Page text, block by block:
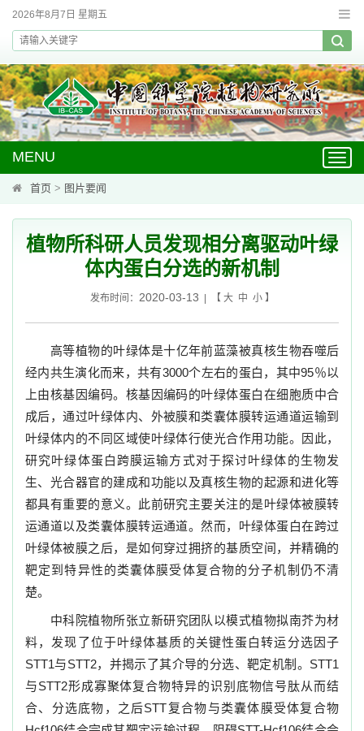
2026年8月7日 星期五
MENU
首页 > 图片要闻
植物所科研人员发现相分离驱动叶绿
体内蛋白分选的新机制
发布时间： 2020-03-13 | 【 大 中 小】
高等植物的叶绿体是十亿年前蓝藻被真核生物吞噬后
经内共生演化而来，共有3000个左右的蛋白，其中95％以
上由核基因编码。核基因编码的叶绿体蛋白在细胞质中合
成后，通过叶绿体内、外被膜和类囊体膜转运通道运输到
叶绿体内的不同区域使叶绿体行使光合作用功能。因此，
研究叶绿体蛋白跨膜运输方式对于探讨叶绿体的生物发
生、光合器官的建成和功能以及真核生物的起源和进化等
都具有重要的意义。此前研究主要关注的是叶绿体被膜转
运通道以及类囊体膜转运通道。然而，叶绿体蛋白在跨过
叶绿体被膜之后，是如何穿过拥挤的基质空间，并精确的
靶定到特异性的类囊体膜受体复合物的分子机制仍不清
楚。
中科院植物所张立新研究团队以模式植物拟南芥为材
料，发现了位于叶绿体基质的关键性蛋白转运分选因子
STT1与STT2，并揭示了其介导的分选、靶定机制。 STT1
与STT2形成寡聚体复合物特异的识别底物信号肽从而结
合、分选底物，之后STT复合物与类囊体膜受体复合物